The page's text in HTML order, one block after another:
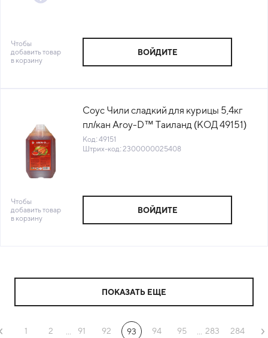
Чтобы
добавить товар
в корзину
ВОЙДИТЕ
Соус Чили сладкий для курицы 5,4кг
пл/кан Aroy-D™ Таиланд (КОД 49151)
(+18°С)
Код: 49151
Штрих-код: 2300000025408
Чтобы
добавить товар
в корзину
ВОЙДИТЕ
ПОКАЗАТЬ ЕЩЕ
1 2 ... 91 92 93 94 95 ... 283 284